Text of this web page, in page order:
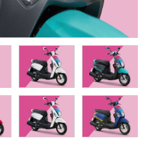
MT-
07
550+
MT-
155
150
FZ-X
125